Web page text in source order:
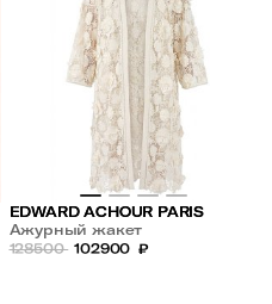
EDWARD ACHOUR PARIS
Ажурный жакет
128500 102900 ₽